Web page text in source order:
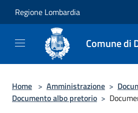
Regione Lombardia
Comune di
Home > Amministrazione >
Documento albo pretorio >